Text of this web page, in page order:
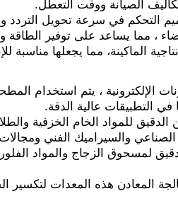
الصيانة ووقت التعطل.
التحكم في سرعة تحويل التردد
، مما يساعد على توفير الطاقة
الماكينة، مما يجعلها مناسبة
الإلكترونية ، يتم استخدام
في التطبيقات عالية الدقة.
الدقيق للمواد الخام الخزفية
والسيراميك الفني
لمسحوق الزجاج والمواد
المعادن هذه المعدات